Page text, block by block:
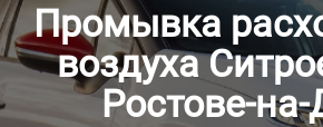
Промывка
воздуха
Ростове-